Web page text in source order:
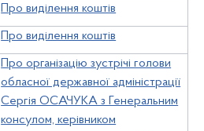
Про виділення коштів
Про виділення коштів
Про організацію зустрічі голови
обласної державної адміністрації
Сергія ОСАЧУКА з Генеральним
консулом, керівником